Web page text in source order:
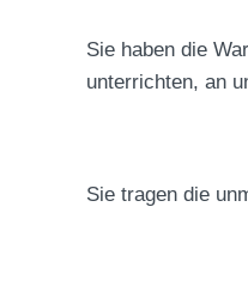
Sie haben die
unterrichten, an
Sie tragen die